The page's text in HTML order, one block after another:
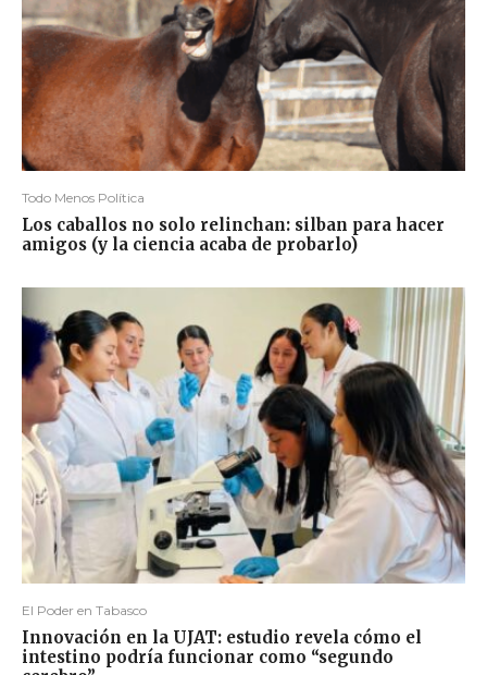
Todo Menos Política
Los caballos no solo relinchan: silban para hacer
amigos (y la ciencia acaba de probarlo)
El Poder en Tabasco
Innovación en la UJAT: estudio revela cómo el
intestino podría funcionar como “segundo